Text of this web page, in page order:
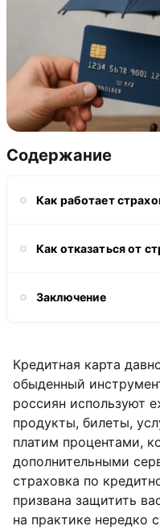
Содержание
Как работает
Как отказаться от
Заключение
Кредитная карта
обыденный
россиян используют
продукты, билеты,
платим процентами,
дополнительными
страховка по
призвана защитить
на практике нередко